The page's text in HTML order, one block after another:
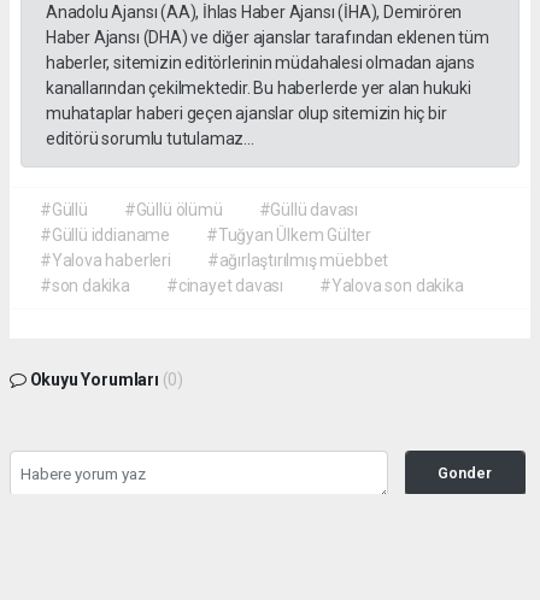
Anadolu Ajansı (AA), İhlas Haber Ajansı (İHA), Demirören
Haber Ajansı (DHA) ve diğer ajanslar tarafından eklenen tüm
haberler, sitemizin editörlerinin müdahalesi olmadan ajans
kanallarından çekilmektedir. Bu haberlerde yer alan hukuki
muhataplar haberi geçen ajanslar olup sitemizin hiç bir
editörü sorumlu tutulamaz...
#Güllü #Güllü ölümü
#Güllü davası
#Güllü iddianame
#Tuğyan Ülkem Gülter
#Yalova haberleri
#ağırlaştırılmış müebbet
#son dakika
#cinayet davası #Yalova son dakika
Okuyu Yorumları (0)
Gonder